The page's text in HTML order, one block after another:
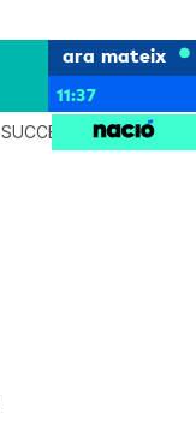
ara mateix
11:37
SUCCESSOS AGENDA